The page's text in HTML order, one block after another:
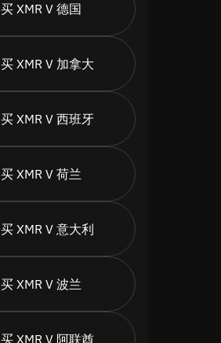
买 XMR V 德国
买 XMR V 加拿大
买 XMR V 西班牙
买 XMR V 荷兰
买 XMR V 意大利
买 XMR V 波兰
买 XMR V 阿联酋